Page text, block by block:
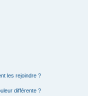
les rejoindre ?
différente ?